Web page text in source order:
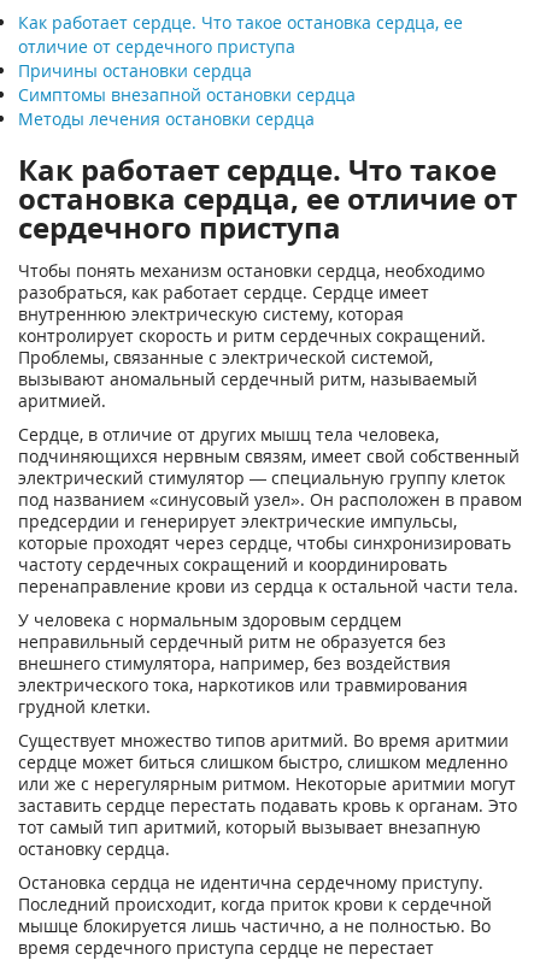
Как работает сердце. Что такое остановка сердца, ее
отличие от сердечного приступа
Причины остановки сердца
Симптомы внезапной остановки сердца
Методы лечения остановки сердца
Как работает сердце. Что такое
остановка сердца, ее отличие от
сердечного приступа
Чтобы понять механизм остановки сердца, необходимо
разобраться, как работает сердце. Сердце имеет
внутреннюю электрическую систему, которая
контролирует скорость и ритм сердечных сокращений.
Проблемы, связанные с электрической системой,
вызывают аномальный сердечный ритм, называемый
аритмией.
Сердце, в отличие от других мышц тела человека,
подчиняющихся нервным связям, имеет свой собственный
электрический стимулятор — специальную группу клеток
под названием «синусовый узел». Он расположен в правом
предсердии и генерирует электрические импульсы,
которые проходят через сердце, чтобы синхронизировать
частоту сердечных сокращений и координировать
перенаправление крови из сердца к остальной части тела.
У человека с нормальным здоровым сердцем
неправильный сердечный ритм не образуется без
внешнего стимулятора, например, без воздействия
электрического тока, наркотиков или травмирования
грудной клетки.
Существует множество типов аритмий. Во время аритмии
сердце может биться слишком быстро, слишком медленно
или же с нерегулярным ритмом. Некоторые аритмии могут
заставить сердце перестать подавать кровь к органам. Это
тот самый тип аритмий, который вызывает внезапную
остановку сердца.
Остановка сердца не идентична сердечному приступу.
Последний происходит, когда приток крови к сердечной
мышце блокируется лишь частично, а не полностью. Во
время сердечного приступа сердце не перестает